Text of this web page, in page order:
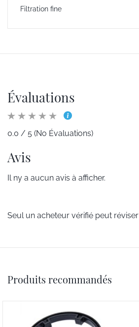
Filtration fine
Évaluations
0.0 / 5 (No Évaluations)
Avis
Il ny a aucun avis à afficher.
Seul un acheteur vérifié peut réviser
Produits recommandés